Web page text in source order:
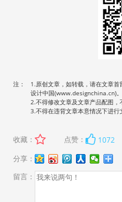
注：
1.原创文章，如转载，请在文章
设计中国(www.designchina.cn)。
2.不得修改文章及文章产品配图，
3.不得在违背文章本意情况下进行
收藏： 点赞：
1072
分享：
留言：